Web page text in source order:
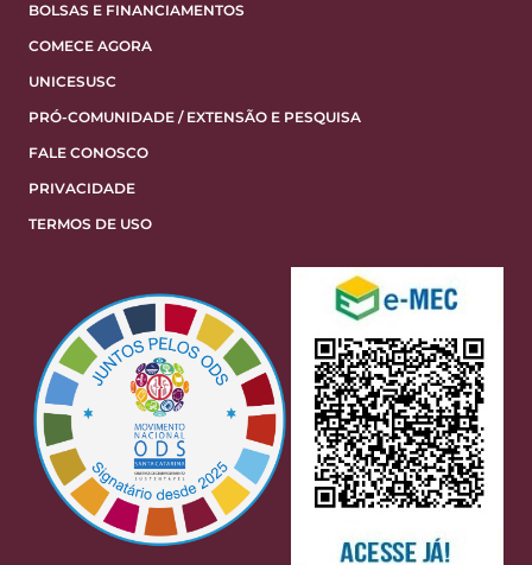
BOLSAS E FINANCIAMENTOS
COMECE AGORA
UNICESUSC
PRÓ-COMUNIDADE / EXTENSÃO E PESQUISA
FALE CONOSCO
PRIVACIDADE
TERMOS DE USO